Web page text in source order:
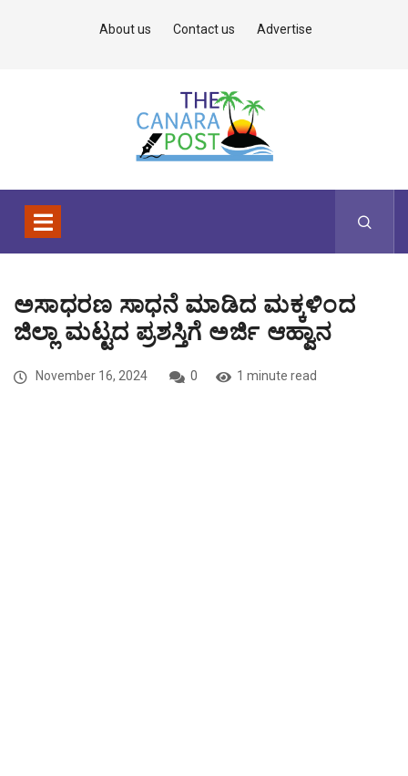
About us Contact us Advertise
ಅಸಾಧರಣ ಸಾಧನೆ ಮಾಡಿದ ಮಕ್ಕಳಿಂದ
ಜಿಲ್ಲಾ ಮಟ್ಟದ ಪ್ರಶಸ್ತಿಗೆ ಅರ್ಜಿ ಆಹ್ವಾನ
November 16, 2024 0 1 minute read